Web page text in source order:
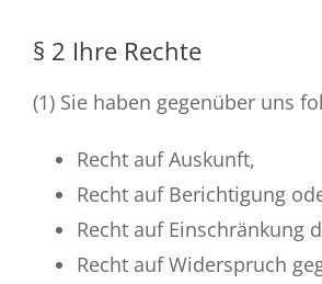
§ 2 Ihre Rechte
(1) Sie haben gegenüber uns
Recht auf Auskunft,
Recht auf Berichtigung
Recht auf Einschränkung
Recht auf Widerspruch